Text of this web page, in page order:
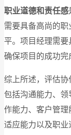
职业道德和责任感
需要具备高尚的
平。项目经理需要
确保项目的成功完
综上所述，评估协
包括沟通能力、
作能力、客户管理
适应能力以及职